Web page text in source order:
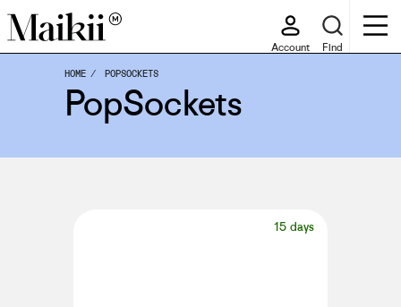
Account Find
HOME POPSOCKETS
PopSockets
15 days